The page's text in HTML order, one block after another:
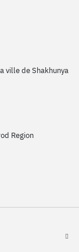
ville de Shakhunya
Region